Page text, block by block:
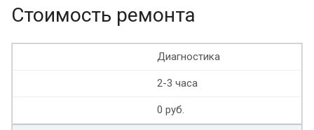
Стоимость ремонта
Диагностика
2-3 часа
0 руб.